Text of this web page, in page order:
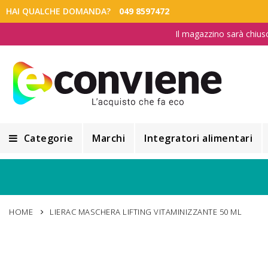
HAI QUALCHE DOMANDA? 049 8597472
Il magazzino sarà
Categorie
Alimentazione e Dietetica
Marchi Integratori alimentari
HOME LIERAC MASCHERA LIFTING VITAMINIZZANTE 50 ML